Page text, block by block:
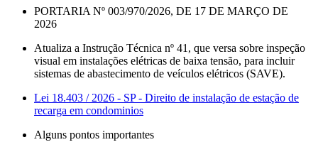
PORTARIA Nº 003/970/2026, DE 17 DE MARÇO DE
2026
Atualiza a Instrução Técnica nº 41, que versa sobre inspeção
visual em instalações elétricas de baixa tensão, para incluir
sistemas de abastecimento de veículos elétricos (SAVE).
Lei 18.403 / 2026 - SP - Direito de instalação de estação de
recarga em condominios
Alguns pontos importantes